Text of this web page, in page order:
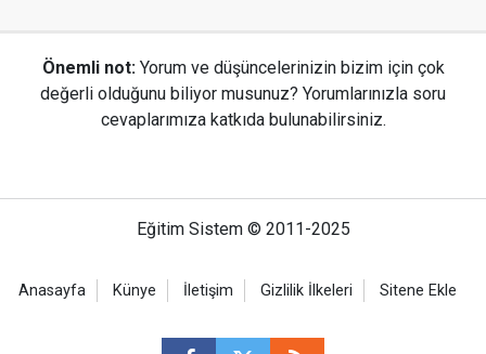
Önemli not: Yorum ve düşüncelerinizin bizim için çok
değerli olduğunu biliyor musunuz? Yorumlarınızla soru
cevaplarımıza katkıda bulunabilirsiniz.
Eğitim Sistem © 2011-2025
Anasayfa Künye İletişim Gizlilik İlkeleri Sitene Ekle